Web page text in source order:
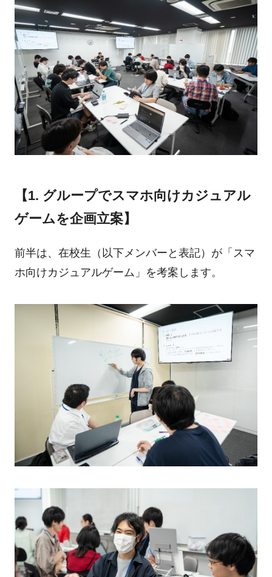
【1. グループでスマホ向けカジュアル
ゲームを企画立案】
前半は、在校生（以下メンバーと表記）が「スマ
ホ向けカジュアルゲーム」を考案します。